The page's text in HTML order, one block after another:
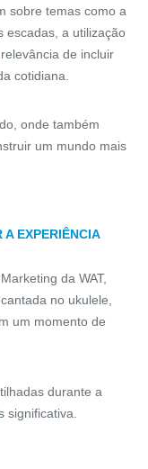
sobre temas como a
escadas, a utilização
de incluir
cotidiana.
onde também
um mundo mais
A EXPERIÊNCIA
da WAT,
no ukulele,
um momento de
durante a
significativa.